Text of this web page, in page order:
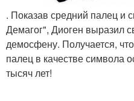
. Показав средний палец и
Демагог", Диоген выразил
демосфену. Получается,
палец в качестве символа
тысяч лет!